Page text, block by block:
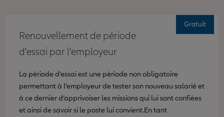
Renouvellement de période
d'essai par l'employeur
La période d’essai est une période non obligatoire
permettant à l’employeur de tester son nouveau salarié et
à ce dernier d’apprivoiser les missions qui lui sont confiées
et ainsi de savoir si le poste lui convient.En tant
Gratuit